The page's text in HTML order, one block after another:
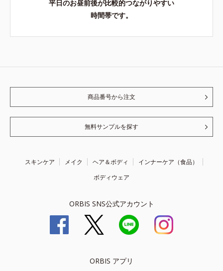
平日のお昼前後が比較的つながりやすい
時間帯です。
商品番号から注文
無料サンプルを探す
スキンケア メイク ヘア＆ボディ
インナーケア（食品）
ボディウェア
ORBIS SNS公式アカウント
ORBIS アプリ